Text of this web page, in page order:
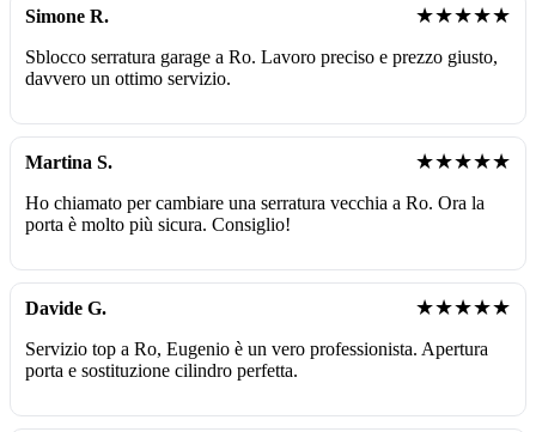
Simone R. ★★★★★
Sblocco serratura garage a Ro. Lavoro preciso e prezzo giusto,
davvero un ottimo servizio.
Martina S. ★★★★★
Ho chiamato per cambiare una serratura vecchia a Ro. Ora la
porta è molto più sicura. Consiglio!
Davide G. ★★★★★
Servizio top a Ro, Eugenio è un vero professionista. Apertura
porta e sostituzione cilindro perfetta.